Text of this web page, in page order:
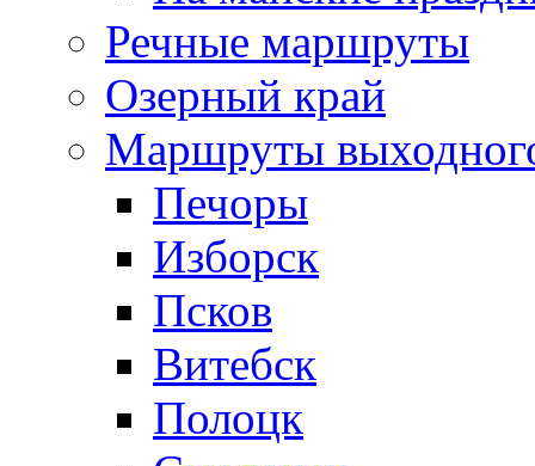
Речные маршруты
Озерный край
Маршруты
Печоры
Изборск
Псков
Витебск
Полоцк